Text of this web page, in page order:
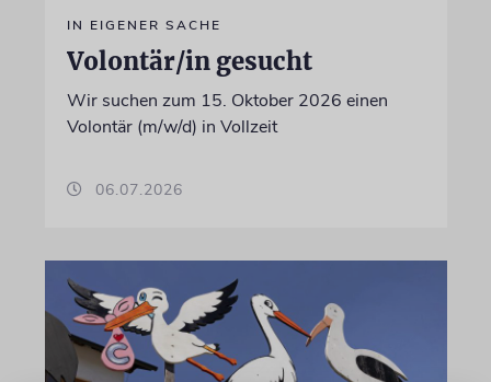
IN EIGENER SACHE
Volontär/in gesucht
Wir suchen zum 15. Oktober 2026 einen
Volontär (m/w/d) in Vollzeit
06.07.2026